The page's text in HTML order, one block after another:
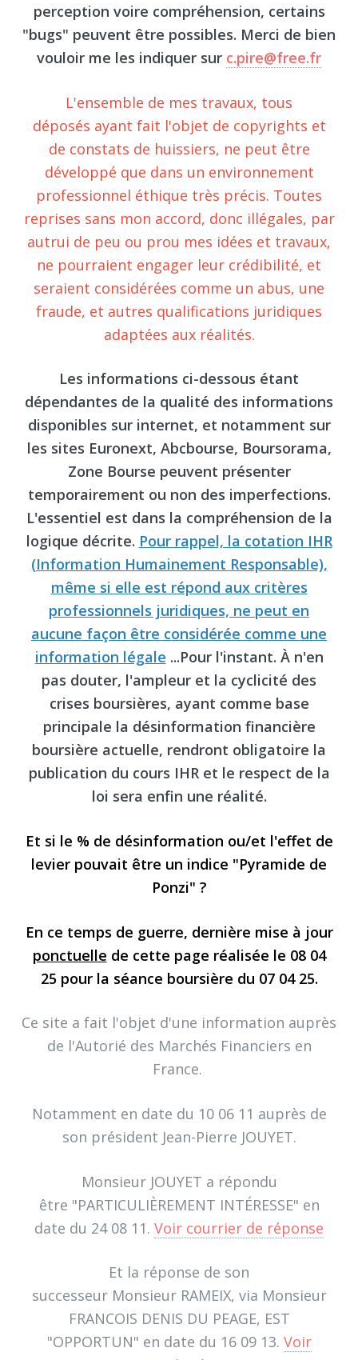
perception voire compréhension, certains
"bugs" peuvent être possibles. Merci de bien
vouloir me les indiquer sur c.pire@free.fr
L'ensemble de mes travaux, tous
déposés ayant fait l'objet de copyrights et
de constats de huissiers, ne peut être
développé que dans un environnement
professionnel éthique très précis. Toutes
reprises sans mon accord, donc illégales, par
autrui de peu ou prou mes idées et travaux,
ne pourraient engager leur crédibilité, et
seraient considérées comme un abus, une
fraude, et autres qualifications juridiques
adaptées aux réalités.
Les informations ci-dessous étant
dépendantes de la qualité des informations
disponibles sur internet, et notamment sur
les sites Euronext, Abcbourse, Boursorama,
Zone Bourse peuvent présenter
temporairement ou non des imperfections.
L'essentiel est dans la compréhension de la
logique décrite. Pour rappel, la cotation IHR
(Information Humainement Responsable),
même si elle est répond aux critères
professionnels juridiques, ne peut en
aucune façon être considérée comme une
information légale ...Pour l'instant. À n'en
pas douter, l'ampleur et la cyclicité des
crises boursières, ayant comme base
principale la désinformation financière
boursière actuelle, rendront obligatoire la
publication du cours IHR et le respect de la
loi sera enfin une réalité.
Et si le % de désinformation ou/et l'effet de
levier pouvait être un indice "Pyramide de
Ponzi" ?
En ce temps de guerre, dernière mise à jour
ponctuelle de cette page réalisée le 08 04
25 pour la séance boursière du 07 04 25.
Ce site a fait l'objet d'une information auprès
de l'Autorié des Marchés Financiers en
France.
Notamment en date du 10 06 11 auprès de
son président Jean-Pierre JOUYET.
Monsieur JOUYET a répondu
être "PARTICULIÈREMENT INTÉRESSE" en
date du 24 08 11. Voir courrier de réponse
Et la réponse de son
successeur Monsieur RAMEIX, via Monsieur
FRANCOIS DENIS DU PEAGE, EST
"OPPORTUN" en date du 16 09 13. Voir